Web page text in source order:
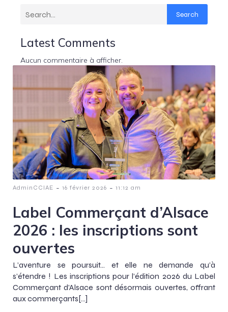
Search
Latest Comments
Aucun commentaire à afficher.
AdminCCIAE - 16 février 2026 - 11:12 am
Label Commerçant d’Alsace
2026 : les inscriptions sont
ouvertes
L’aventure se poursuit… et elle ne demande qu’à
s’étendre ! Les inscriptions pour l’édition 2026 du Label
Commerçant d’Alsace sont désormais ouvertes, offrant
aux commerçants[…]